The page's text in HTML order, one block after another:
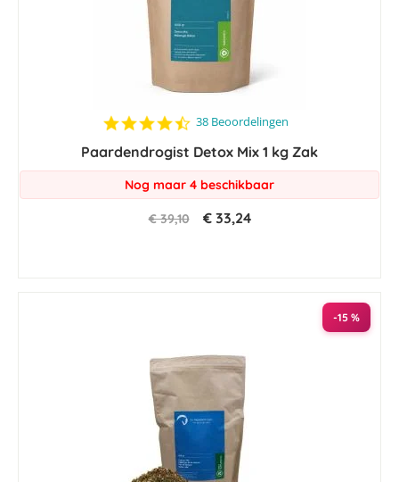
4.6
rating
38 Beoordelingen
Paardendrogist Detox Mix 1 kg Zak
Nog maar 4 beschikbaar
€ 39,10 € 33,24
-15 %